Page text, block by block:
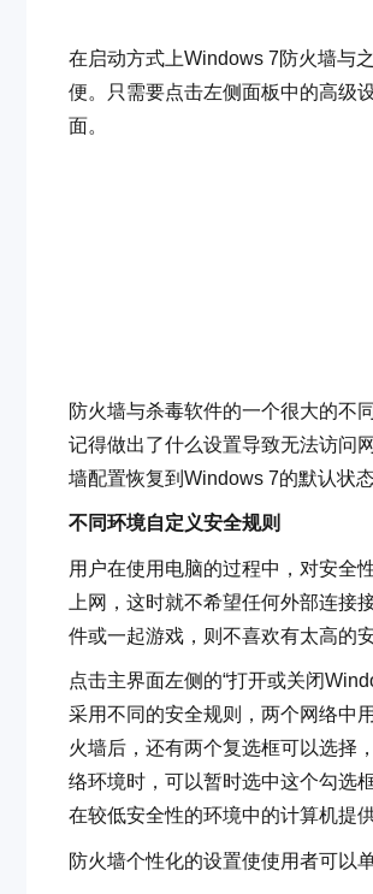
在启动方式上Windows 7防火墙与
便。只需要点击左侧面板中的高级
面。
防火墙与杀毒软件的一个很大的不
记得做出了什么设置导致无法访问
墙配置恢复到Windows 7的默认状
不同环境自定义安全规则
用户在使用电脑的过程中，对安全
上网，这时就不希望任何外部连
件或一起游戏，则不喜欢有太高的
点击主界面左侧的“打开或关闭
采用不同的安全规则，两个网络中
火墙后，还有两个复选框可以选择
络环境时，可以暂时选中这个勾选
在较低安全性的环境中的计算机提
防火墙个性化的设置使使用者可以